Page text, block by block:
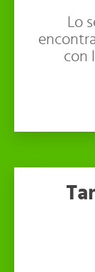
Lo
con